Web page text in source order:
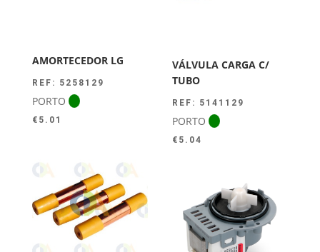
AMORTECEDOR LG
REF: 5258129
PORTO
€ 5.01
VÁLVULA CARGA C/
TUBO
REF: 5141129
PORTO
€ 5.04